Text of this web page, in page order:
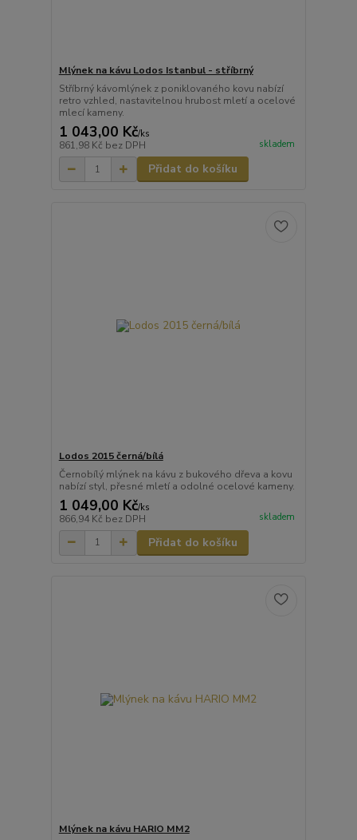
Mlýnek na kávu Lodos Istanbul - stříbrný
Stříbrný kávomlýnek z poniklovaného kovu nabízí
retro vzhled, nastavitelnou hrubost mletí a ocelové
mlecí kameny.
1 043,00 Kč/ks
861,98 Kč bez DPH skladem
Přidat do košíku
Lodos 2015 černá/bílá
Černobílý mlýnek na kávu z bukového dřeva a kovu
nabízí styl, přesné mletí a odolné ocelové kameny.
1 049,00 Kč/ks
866,94 Kč bez DPH skladem
Přidat do košíku
Mlýnek na kávu HARIO MM2